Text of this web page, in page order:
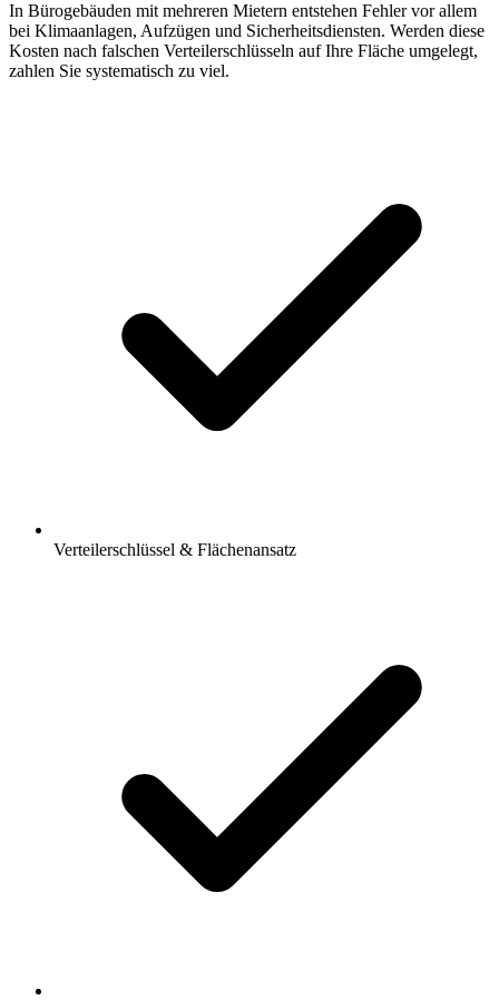
In Bürogebäuden mit mehreren Mietern entstehen Fehler vor allem
bei Klimaanlagen, Aufzügen und Sicherheitsdiensten. Werden diese
Kosten nach falschen Verteilerschlüsseln auf Ihre Fläche umgelegt,
zahlen Sie systematisch zu viel.
Verteilerschlüssel & Flächenansatz